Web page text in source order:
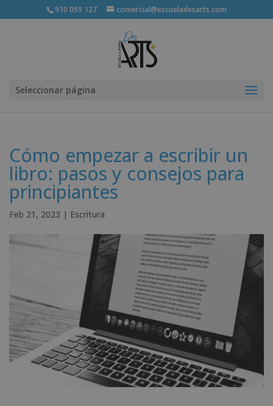
910 059 127 comercial@escueladesarts.com
Seleccionar página
Cómo empezar a escribir un
libro: pasos y consejos para
principiantes
Feb 21, 2023 | Escritura